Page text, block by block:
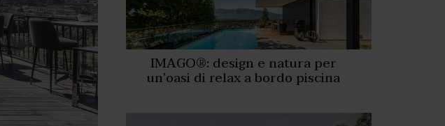
IMAGO®: design e natura per
un’oasi di relax a bordo piscina